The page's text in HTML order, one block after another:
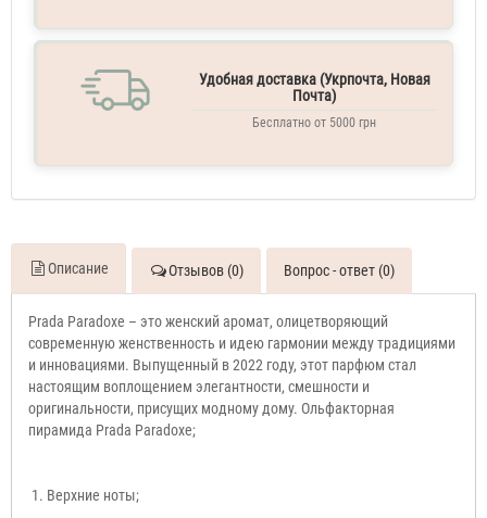
Удобная доставка (Укрпочта, Новая
Почта)
Бесплатно от 5000 грн
Описание Отзывов (0) Вопрос - ответ (0)
Prada Paradoxe – это женский аромат, олицетворяющий
современную женственность и идею гармонии между традициями
и инновациями. Выпущенный в 2022 году, этот парфюм стал
настоящим воплощением элегантности, смешности и
оригинальности, присущих модному дому. Ольфакторная
пирамида Prada Paradoxe;
1. Верхние ноты;